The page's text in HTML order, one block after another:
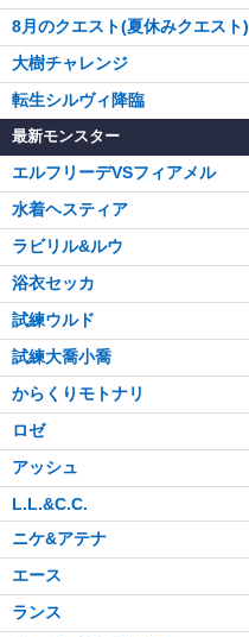
8月のクエスト(夏休みクエスト)
大樹チャレンジ
転生シルヴィ降臨
最新モンスター
エルフリーデVSフィアメル
水着ヘスティア
ラビリル&ルウ
浴衣セッカ
試練ウルド
試練大喬小喬
からくりモトナリ
ロゼ
アッシュ
L.L.&C.C.
ニケ&アテナ
エース
ランス